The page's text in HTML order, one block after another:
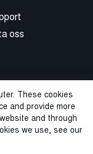
These cookies
and provide more
and through
we use, see our
oss